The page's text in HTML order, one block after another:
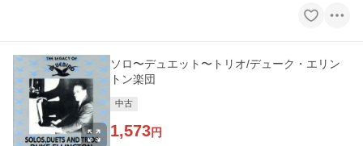
ソロ〜デュエット〜トリオ/デューク・エリン
トン楽団
中古
1,573円